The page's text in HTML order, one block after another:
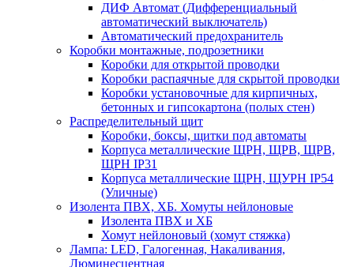
ДИФ Автомат (Дифференциальный
автоматический выключатель)
Автоматический предохранитель
Коробки монтажные, подрозетники
Коробки для открытой проводки
Коробки распаячные для скрытой проводки
Коробки установочные для кирпичных,
бетонных и гипсокартона (полых стен)
Распределительный щит
Коробки, боксы, щитки под автоматы
Корпуса металлические ЩРН, ЩРВ, ЩРВ,
ЩРН IP31
Корпуса металлические ЩРН, ЩУРН IP54
(Уличные)
Изолента ПВХ, ХБ. Хомуты нейлоновые
Изолента ПВХ и ХБ
Хомут нейлоновый (хомут стяжка)
Лампа: LED, Галогенная, Накаливания,
Люминесцентная